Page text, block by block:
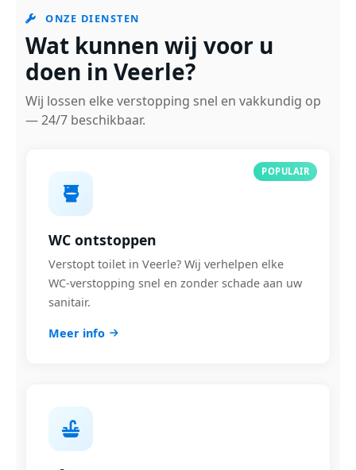
ONZE DIENSTEN
Wat kunnen wij voor u
doen in Veerle?
Wij lossen elke verstopping snel en vakkundig op
— 24/7 beschikbaar.
POPULAIR
WC ontstoppen
Verstopt toilet in Veerle? Wij verhelpen elke
WC-verstopping snel en zonder schade aan uw
sanitair.
Meer info